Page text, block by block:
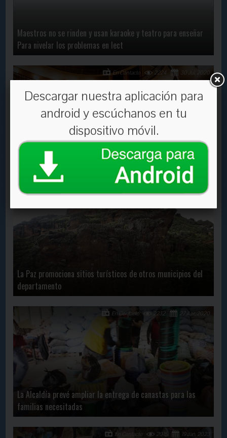
Maestros no se rinden y usan karaoke y teatro para enseñar
Para nivelar los problemas en lect
Un recital y una obra teatral son parte de la agenda semanal
de "El Municipal en tu casa"
30 Jul, 2020
2224
En Contacto
La Paz promociona sitios turísticos de otros municipios del
departamento
1 Apr, 2021
1973
En Contacto
La Alcaldía prevé ampliar la entrega de canastas para las
familias necesitadas
27 Apr, 2020
2232
En Contacto
19 Jan, 2023
2015
En Contacto
Descargar nuestra aplicación para
android y escúchanos en tu
dispositivo móvil.